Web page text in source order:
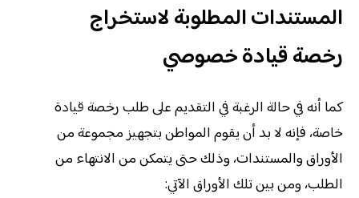
المستندات المطلوبة لاستخراج
رخصة قيادة خصوصي
كما أنه في حالة الرغبة في التقديم على طلب رخصة قيادة
خاصة، فإنه لا بد أن يقوم المواطن بتجهيز مجموعة من
الأوراق والمستندات، وذلك حتى يتمكن من الانتهاء من
الطلب، ومن بين تلك الأوراق الآتي: